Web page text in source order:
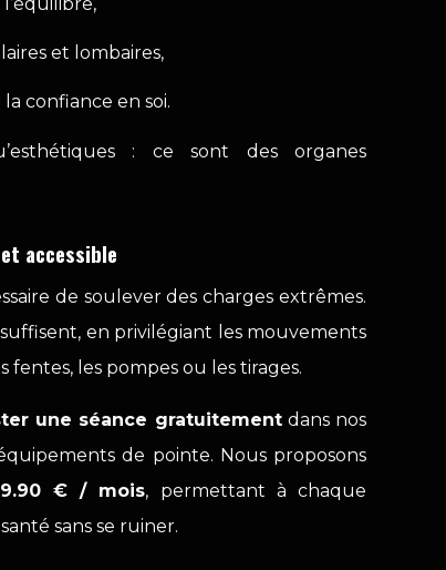
et lombaires,
confiance en soi.
: ce sont des organes
accessible
de soulever des charges extrêmes.
en privilégiant les mouvements
les pompes ou les tirages.
une séance gratuitementdans nos
de pointe. Nous proposons
€ / mois, permettant à chaque
sans se ruiner.